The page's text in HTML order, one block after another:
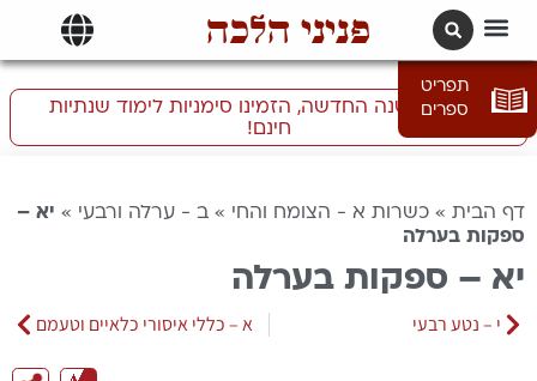
פניני הלכה
תפריט
ספרים
התכוננו לשנה החדשה, הזמינו סימניות לימוד שנתיות
חינם!
דף הבית » כשרות א - הצומח והחי » ב - ערלה ורבעי » יא –
ספקות בערלה
יא – ספקות בערלה
י – נטע רבעי א – כללי איסורי כלאיים וטעמם